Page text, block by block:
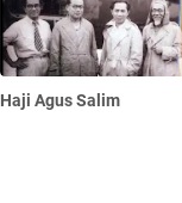
Haji Agus Salim